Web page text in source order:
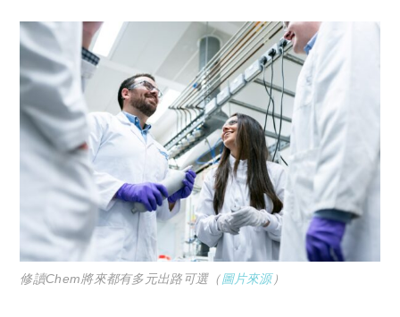
修讀Chem將來都有多元出路可選（圖片來源）